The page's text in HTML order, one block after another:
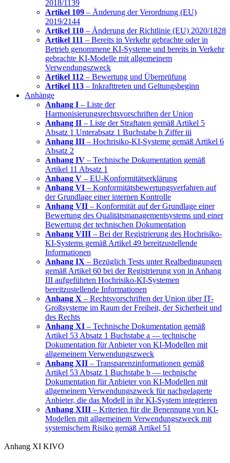
2018/1139
Artikel 109 – Änderung der Verordnung (EU)
2019/2144
Artikel 110 – Änderung der Richtlinie (EU) 2020/1828
Artikel 111 – Bereits in Verkehr gebrachte oder in
Betrieb genommene KI-Systeme und bereits in Verkehr
gebrachte KI-Modelle mit allgemeinem
Verwendungszweck
Artikel 112 – Bewertung und Überprüfung
Artikel 113 – Inkrafttreten und Geltungsbeginn
Anhänge
Anhang I – Liste der
Harmonisierungsrechtsvorschriften der Union
Anhang II – Liste der Straftaten gemäß Artikel 5
Absatz 1 Unterabsatz 1 Buchstabe h Ziffer iii
Anhang III – Hochrisiko-KI-Systeme gemäß Artikel 6
Absatz 2
Anhang IV – Technische Dokumentation gemäß
Artikel 11 Absatz 1
Anhang V – EU-Konformitätserklärung
Anhang VI – Konformitätsbewertungsverfahren auf
der Grundlage einer internen Kontrolle
Anhang VII – Konformität auf der Grundlage einer
Bewertung des Qualitätsmanagementsystems und einer
Bewertung der technischen Dokumentation
Anhang VIII – Bei der Registrierung des Hochrisiko-
KI-Systems gemäß Artikel 49 bereitzustellende
Informationen
Anhang IX – Bezüglich Tests unter Realbedingungen
gemäß Artikel 60 bei der Registrierung von in Anhang
III aufgeführten Hochrisiko-KI-Systemen
bereitzustellende Informationen
Anhang X – Rechtsvorschriften der Union über IT-
Großsysteme im Raum der Freiheit, der Sicherheit und
des Rechts
Anhang XI – Technische Dokumentation gemäß
Artikel 53 Absatz 1 Buchstabe a — technische
Dokumentation für Anbieter von KI-Modellen mit
allgemeinem Verwendungszweck
Anhang XII – Transparenzinformationen gemäß
Artikel 53 Absatz 1 Buchstabe b — technische
Dokumentation für Anbieter von KI-Modellen mit
allgemeinem Verwendungszweck für nachgelagerte
Anbieter, die das Modell in ihr KI-System integrieren
Anhang XIII – Kriterien für die Benennung von KI-
Modellen mit allgemeinem Verwendungszweck mit
systemischem Risiko gemäß Artikel 51
Anhang XI KIVO